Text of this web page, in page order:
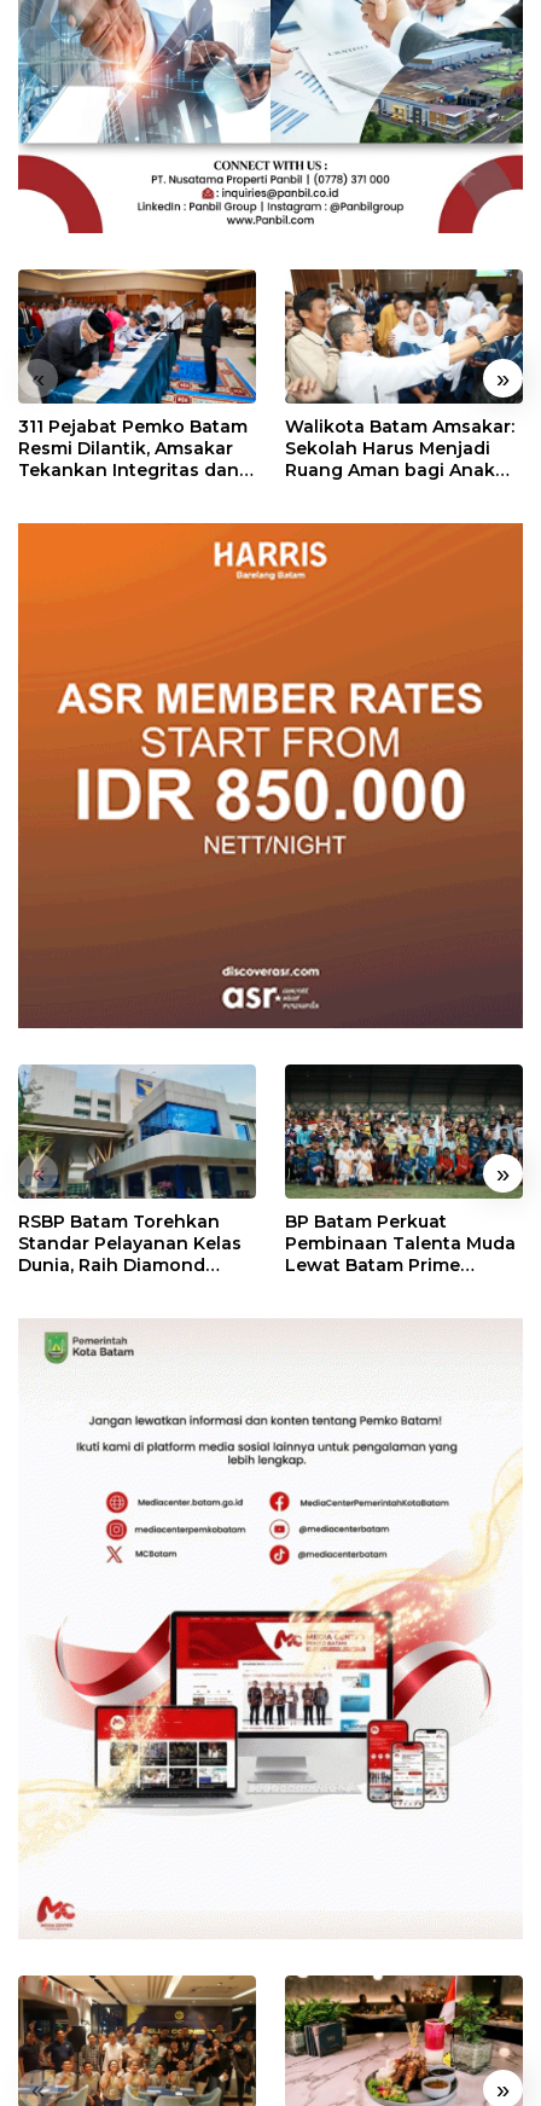
« »
311 Pejabat Pemko Batam
Resmi Dilantik, Amsakar
Tekankan Integritas dan
Walikota Batam Amsakar:
Sekolah Harus Menjadi
Ruang Aman bagi Anak
« »
RSBP Batam Torehkan
Standar Pelayanan Kelas
Dunia, Raih Diamond
BP Batam Perkuat
Pembinaan Talenta Muda
Lewat Batam Prime
« »